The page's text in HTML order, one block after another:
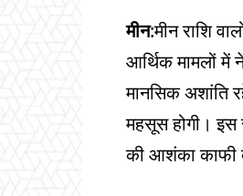
मीन:मीन राशि
आर्थिक मामलों में
मानसिक अशांति
महसूस होगी। इस
की आशंका काफी